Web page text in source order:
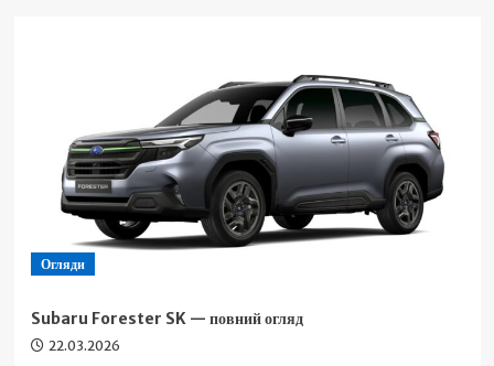
як
усунути
Огляди
Subaru Forester SK — повний огляд
22.03.2026